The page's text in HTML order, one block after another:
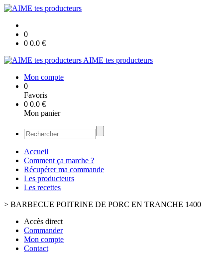
0
0 0.0 €
AIME tes producteurs
Mon compte
0
Favoris
0 0.0 €
Mon panier
Accueil
Comment ça marche ?
Récupérer ma commande
Les producteurs
Les recettes
> BARBECUE POITRINE DE PORC EN TRANCHE 1400
Accès direct
Commander
Mon compte
Contact